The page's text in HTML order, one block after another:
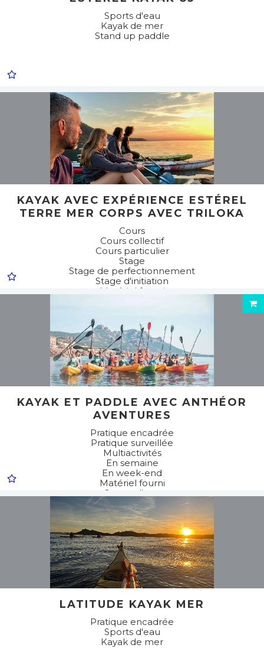
Sports d'eau
Kayak de mer
Stand up paddle
KAYAK AVEC EXPÉRIENCE ESTÉREL
TERRE MER CORPS AVEC TRILOKA
Cours
Cours collectif
Cours particulier
Stage
Stage de perfectionnement
Stage d'initiation
Matériel fourni
Pratique encadrée
Multiactivités
Sports d'eau
Kayak de mer
Stand up paddle
KAYAK ET PADDLE AVEC ANTHÉOR
AVENTURES
Pratique encadrée
Pratique surveillée
Multiactivités
En semaine
En week-end
Matériel fourni
Sports d'eau
Kayak de mer
Stand up paddle
LATITUDE KAYAK MER
Pratique encadrée
Sports d'eau
Kayak de mer